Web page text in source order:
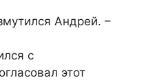
Андрей. –
с
этот